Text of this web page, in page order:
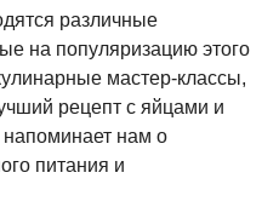
различные
на популяризацию этого
мастер-классы,
рецепт с яйцами и
напоминает нам о
питания и